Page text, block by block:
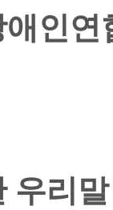
인연
리말